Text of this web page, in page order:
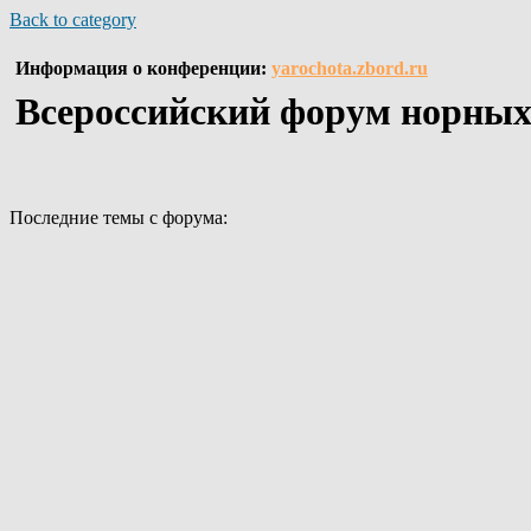
Back to category
Информация о конференции: yarochota.zbord.ru
Всероссийский форум норных
Последние темы с форума: